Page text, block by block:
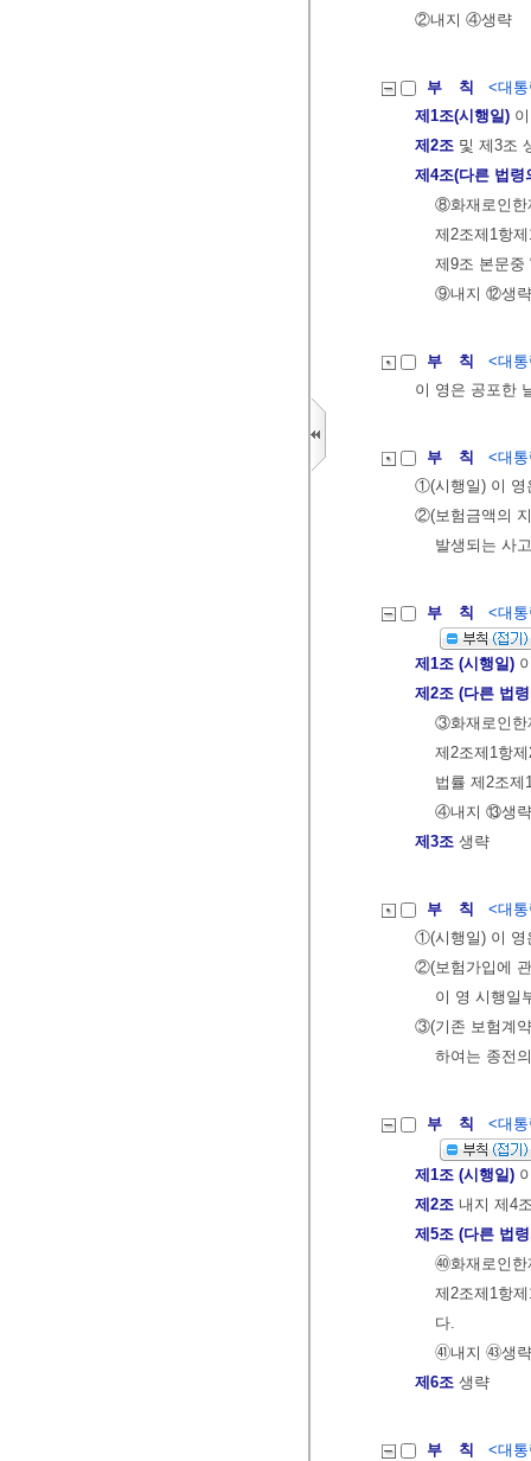
②내지 ④생략
부 칙
<대
제1조(시행일)
제2조 및 제3조
제4조(다른 법령
⑧화재로인한
제2조제1항
제9조 본문중
⑨내지 ⑫생략
부 칙
<대
이 영은 공포한
부 칙
<대
①(시행일) 이 영
②(보험금액의
발생되는 사
부 칙 <대
제1조 (시행일)
제2조 (다른 법
③화재로인한
제2조제1항
법률 제2조제
④내지 ⑬생략
제3조 생략
부 칙
<대
①(시행일) 이 영
②(보험가입에
이 영 시행일
③(기존 보험계
하여는 종전
부 칙 <대
제1조 (시행일)
제2조 내지 제4
제5조 (다른 법
㊵화재로인
제2조제1항
다.
㊶내지 ㊸생략
제6조 생략
부 칙
<대